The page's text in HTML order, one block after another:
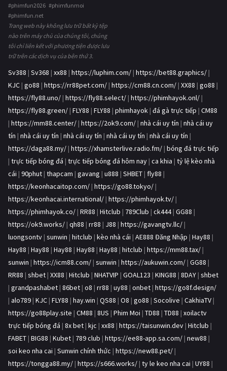
#phimfun2026 #phimfunmoi
#phimfun.net
Trang web này không lưu trữ bất kỳ tệp
nào trên máy chủ của chúng tôi, chúng
tôi chỉ liên kết với phương tiện được lưu
trữ trên các dịch vụ của bên thứ 3.
Sv388 | Sv368 | xx88 | https://luphim.com/ | https://bet88.graphics/ |
KJC | go88 | https://rr88pet.com/ | https://cm88.cn.com/ | XX88 | go88 |
https://fly88.uno/ | https://fly88.select/ | https://phimhayok.onl/ |
https://fly88.green/ | FLY88 | FLY88 | phimhayok | đá gà trực tiếp | CM88
| https://mm88.center/ | https://2ok9.com/ | nhà cái uy tín | nhà cái uy
tín | nhà cái uy tín | nhà cái uy tín | nhà cái uy tín | nhà cái uy tín |
https://daga88.my/ | https://xhamsterlive.radio.fm/ | bóng đá trực tiếp
| trực tiếp bóng đá | trực tiếp bóng đá hôm nay | ca khia | tỷ lệ kèo nhà
cái | 90phut | thapcam | gavang | u888 | SHBET | fly88 |
https://keonhacaitop.com/ | https://go88.tokyo/ |
https://keonhacai.international/ | https://phimhayok.tv/ |
https://phimhayok.co/ | RR88 | Hitclub | 789Club | ck444| GG88 |
https://ok9.works/ | qh88 | rr88 | J88 | https://gavangtv.llc/ |
luongsontv | sunwin | hitclub | kèo nhà cái | AE888 Đăng Nhập | Hay88 |
Hay88 | Hay88 | Hay88 | Hay88 | Hay88 | hitclub | https://mm88.tax/ |
sunwin | https://icm88.com/ | sunwin | https://aukuwin.com/ | GG88 |
RR88 | shbet | XX88 | Hitclub | NHATVIP | GOAL123 | KING88 | 8DAY | shbet
| grandpashabet | 86bet | o8 | rr88 | uy88 | onbet | https://go8f.design/
| alo789 | KJC | FLY88 | hay.win | QS88 | O8 | go88 | Socolive | CakhiaTV |
https://go88play.site | CM88 | 8US | Phim Moi | TD88 | TD88 | xoilactv
trực tiếp bóng đá | 8x bet | kjc | xx88 | https://taisunwin.dev | Hitclub |
FABET | BIG88 | Kubet | 789 club | https://ee88-app.sa.com/ | new88 |
soi keo nha cai | Sunwin chính thức | https://new88.pet/ |
https://tongga88.my/ | https://s666.works/ | ty le keo nha cai | UY88 |